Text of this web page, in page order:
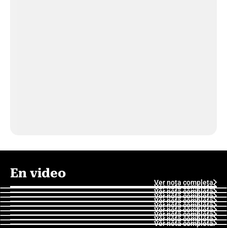
En video
Ver nota completa
Ver nota completa
Ver nota completa
Ver nota completa
Ver nota completa
Ver nota completa
Ver nota completa
Ver nota completa
Ver nota completa
Ver nota completa